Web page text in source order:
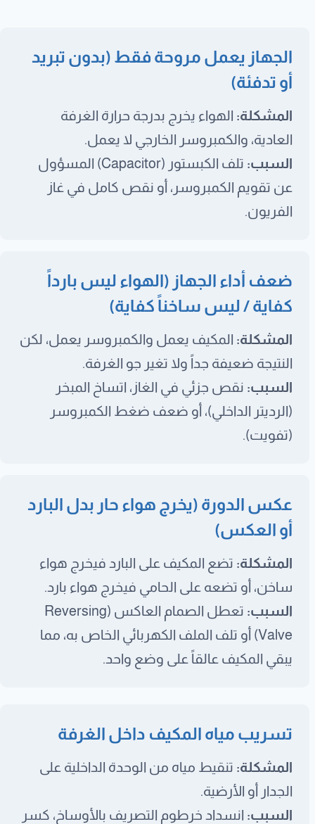
الجهاز يعمل مروحة فقط (بدون تبريد
أو تدفئة)
المشكلة: الهواء يخرج بدرجة حرارة الغرفة
العادية، والكمبروسر الخارجي لا يعمل.
السبب:
تلف الكبستور (Capacitor) المسؤول
عن تقويم الكمبروسر، أو نقص كامل في غاز
الفريون.
ضعف أداء الجهاز (الهواء ليس بارداً
كفاية / ليس ساخناً كفاية)
المشكلة: المكيف يعمل والكمبروسر يعمل، لكن
النتيجة ضعيفة جداً ولا تغير جو الغرفة.
السبب: نقص جزئي في الغاز، اتساخ المبخر
(الرديتر الداخلي)، أو ضعف ضغط الكمبروسر
(تفويت).
عكس الدورة (يخرج هواء حار بدل البارد
أو العكس)
المشكلة: تضع المكيف على البارد فيخرج هواء
ساخن، أو تضعه على الحامي فيخرج هواء بارد.
السبب:
تعطل الصمام العاكس (Reversing
Valve) أو تلف الملف الكهربائي الخاص به، مما
يبقي المكيف عالقاً على وضع واحد.
تسريب مياه المكيف داخل الغرفة
المشكلة: تنقيط مياه من الوحدة الداخلية على
الجدار أو الأرضية.
السبب: انسداد خرطوم التصريف بالأوساخ، كسر